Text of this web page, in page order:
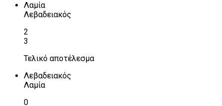
Λαμία
Λεβαδειακός
2
3
Τελικό αποτέλεσμα
Λεβαδειακός
Λαμία
0